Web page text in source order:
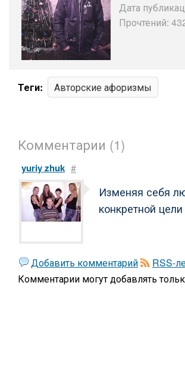
Дата
Прочтений:
Теги: Авторские афоризмы
Комментарии (1)
yuriy zhuk #
Изменяя себя
конкретной
Добавить комментарий
RSS-
Комментарии могут добавлять